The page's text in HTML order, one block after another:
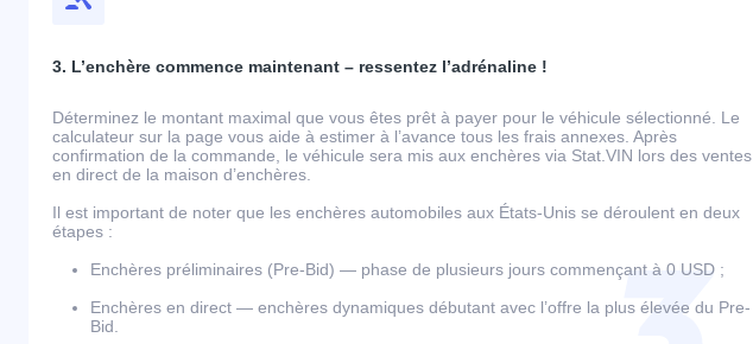
3. L’enchère commence maintenant – ressentez l’adrénaline !
Déterminez le montant maximal que vous êtes prêt à payer pour le véhicule sélectionné. Le
calculateur sur la page vous aide à estimer à l’avance tous les frais annexes. Après
confirmation de la commande, le véhicule sera mis aux enchères via Stat.VIN lors des ventes
en direct de la maison d’enchères.
Il est important de noter que les enchères automobiles aux États-Unis se déroulent en deux
étapes :
Enchères préliminaires (Pre-Bid) — phase de plusieurs jours commençant à 0 USD ;
Enchères en direct — enchères dynamiques débutant avec l’offre la plus élevée du Pre-
Bid.